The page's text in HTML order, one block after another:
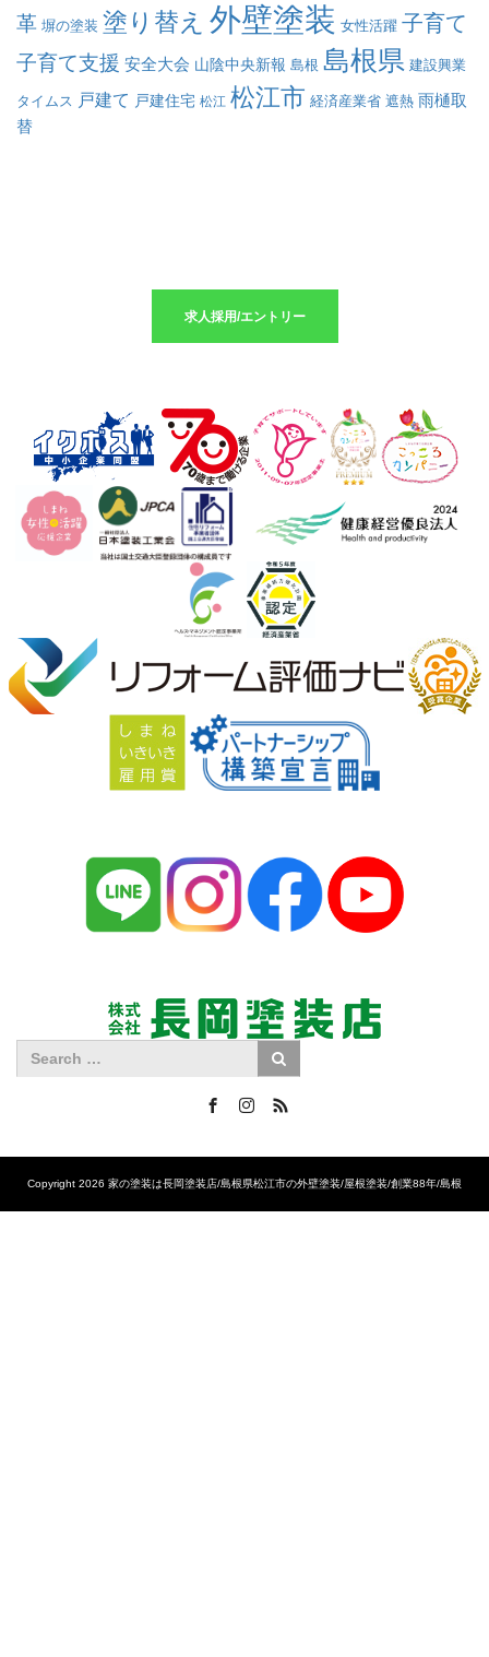
革 塀の塗装 塗り替え 外壁塗装 女性活躍 子育て
子育て支援 安全大会 山陰中央新報 島根 島根県 建設興業
タイムス 戸建て 戸建住宅 松江 松江市 経済産業省 遮熱 雨樋取
替
求人採用/エントリー
FacebookInstagram
Copyright 2026 家の塗装は長岡塗装店/島根県松江市の外壁塗装/屋根塗装/創業88年/島根